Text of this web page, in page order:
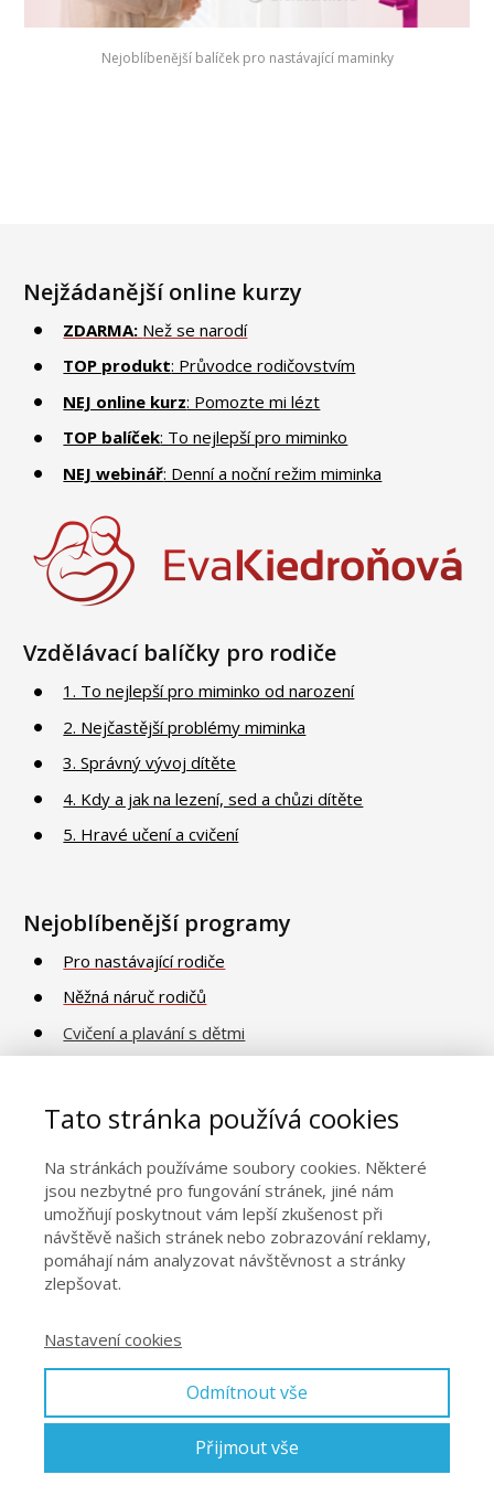
Nejoblíbenější balíček pro nastávající maminky
Nejžádanější online kurzy
ZDARMA: Než se narodí
TOP produkt: Průvodce rodičovstvím
NEJ online kurz: Pomozte mi lézt
TOP balíček: To nejlepší pro miminko
NEJ webinář: Denní a noční režim miminka
Vzdělávací balíčky pro rodiče
1. To nejlepší pro miminko od narození
2. Nejčastější problémy miminka
3. Správný vývoj dítěte
4. Kdy a jak na lezení, sed a chůzi dítěte
5. Hravé učení a cvičení
Nejoblíbenější programy
Pro nastávající rodiče
Něžná náruč rodičů
Cvičení a plavání s dětmi
Obecné informace
Naše centra
Kontakty
© 2026 Eva Kiedroňová
Tato stránka používá cookies
Na stránkách používáme soubory cookies. Některé
jsou nezbytné pro fungování stránek, jiné nám
umožňují poskytnout vám lepší zkušenost při
návštěvě našich stránek nebo zobrazování reklamy,
pomáhají nám analyzovat návštěvnost a stránky
zlepšovat.
Nastavení cookies
Odmítnout vše
Přijmout vše